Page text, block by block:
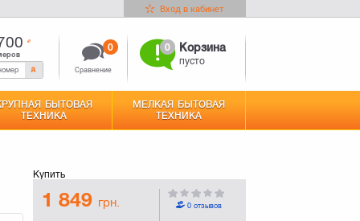
Вход в кабинет
Сравнение
0 0 Корзина
пусто
БЫТОВАЯ
ТЕХНИКА
МЕЛКАЯ БЫТОВАЯ
ТЕХНИКА
Купить
1 849 грн. 0 отзывов